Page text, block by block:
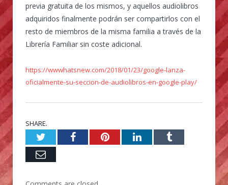
previa gratuita de los mismos, y aquellos audiolibros
adquiridos finalmente podrán ser compartirlos con el
resto de miembros de la misma familia a través de la
Librería Familiar sin coste adicional.
https://wwwhatsnew.com/2018/01/23/google-lanza-
oficialmente-su-seccion-de-audiolibros-en-google-play/
SHARE.
TwitterFacebookPinterestLinkedInTumblr
Email